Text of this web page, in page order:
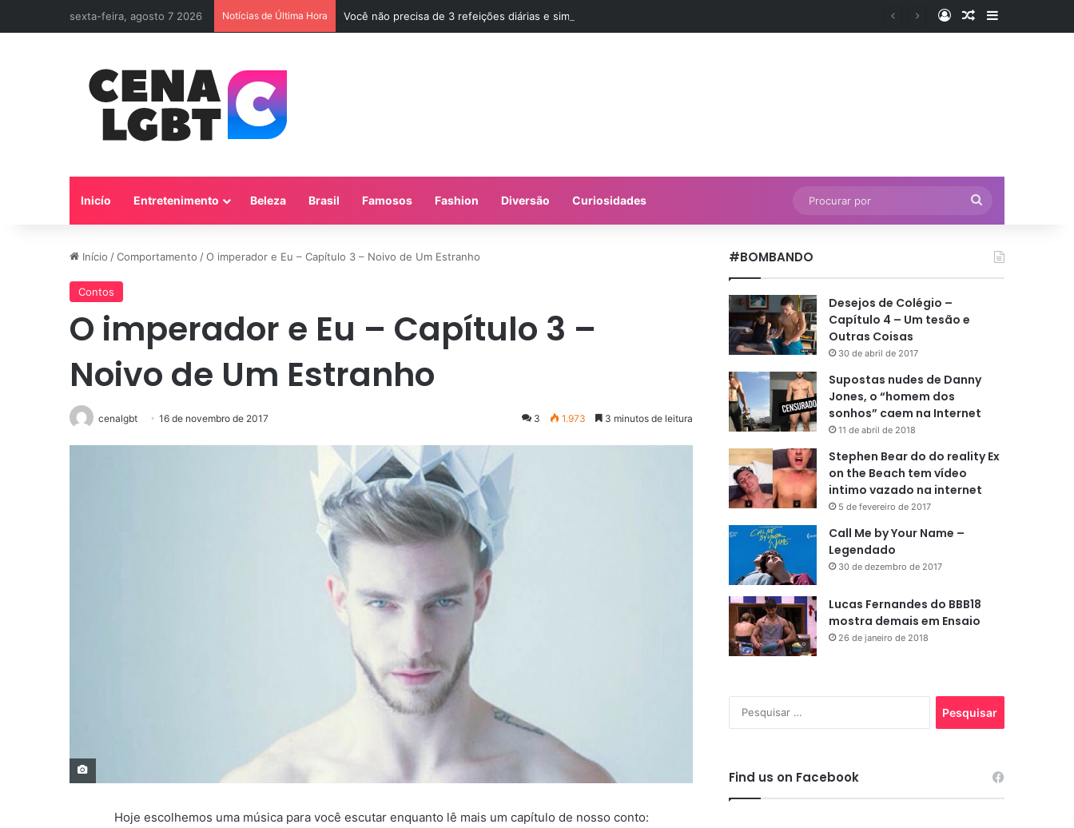
sexta-feira, agosto 7 2026 Notícias de Última Hora Você não precisa de 3 refeições diárias e sim de Jejum EntrarArtigo aleatório
Barra Lateral
Inicío Entretenimento Beleza Brasil Famosos Fashion Diversão Curiosidades
por
Início /Comportamento /O imperador e Eu – Capítulo 3 – Noivo de Um Estranho
Contos
O imperador e Eu – Capítulo 3 –
Noivo de Um Estranho
cenalgbt 16 de novembro de 2017 3 1.973 3 minutos de leitura
Hoje escolhemos uma música para você escutar enquanto lê mais um capítulo de nosso conto:
#BOMBANDO
Desejos de Colégio –
Capítulo 4 – Um tesão e
Outras Coisas
30 de abril de 2017
Supostas nudes de Danny
Jones, o “homem dos
sonhos” caem na Internet
11 de abril de 2018
Stephen Bear do do reality Ex
on the Beach tem vídeo
intimo vazado na internet
5 de fevereiro de 2017
Call Me by Your Name –
Legendado
30 de dezembro de 2017
Lucas Fernandes do BBB18
mostra demais em Ensaio
26 de janeiro de 2018
por:
Find us on Facebook